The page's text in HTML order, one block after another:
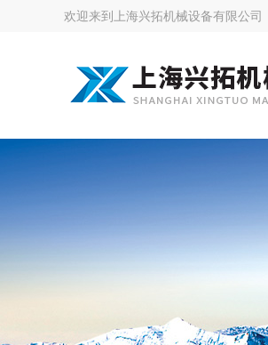
欢迎来到 上海兴拓机械设备有限公司